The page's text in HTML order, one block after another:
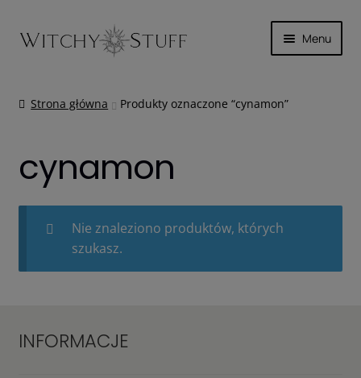
Przejdź
do
Przejdź
do
Menu
INNE
WYPRZEDAŻ
Strona główna Produkty oznaczone “cynamon”
cynamon
Nie znaleziono produktów, których
szukasz.
INFORMACJE